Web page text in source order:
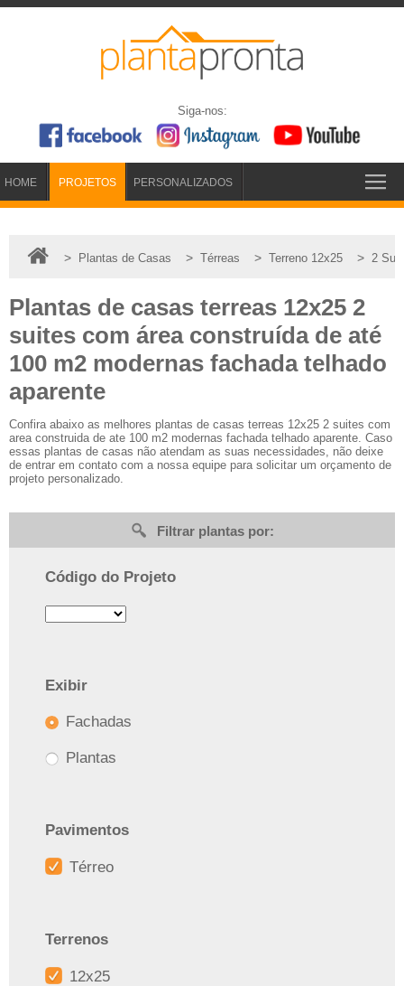
Siga-nos:
HOME PROJETOS PERSONALIZADOS
> Plantas de Casas > Térreas > Terreno 12x25 > 2
Plantas de casas terreas 12x25 2
suites com área construída de até
100 m2 modernas fachada telhado
aparente
Confira abaixo as melhores plantas de casas terreas 12x25 2 suites com
area construida de ate 100 m2 modernas fachada telhado aparente. Caso
essas plantas de casas não atendam as suas necessidades, não deixe
de entrar em contato com a nossa equipe para solicitar um orçamento de
projeto personalizado.
Filtrar plantas por:
Código do Projeto
Exibir
Fachadas
Plantas
Pavimentos
Térreo
Terrenos
12x25